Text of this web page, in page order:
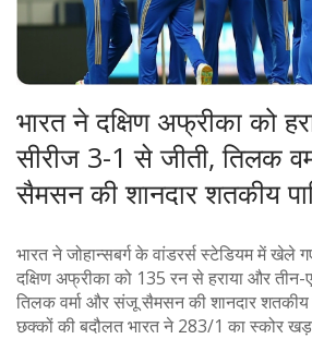
भारत ने दक्षिण अफ्रीका को
सीरीज 3-1 से जीती, तिलक
सैमसन की शानदार शतकीय
भारत ने जोहान्सबर्ग के वांडरर्स स्टेडियम में खेले
दक्षिण अफ्रीका को 135 रन से हराया और
तिलक वर्मा और संजू सैमसन की शानदार शतकीय
छक्कों की बदौलत भारत ने 283/1 का स्कोर